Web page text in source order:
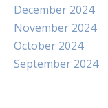
December 2024
November 2024
October 2024
September 2024